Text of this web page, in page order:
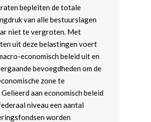
bepleiten de totale
van alle bestuurslagen
niet te vergroten. Met
uit deze belastingen voert
economisch beleid uit en
bevoegdheden om de
zone te
aan economisch beleid
niveau een aantal
worden